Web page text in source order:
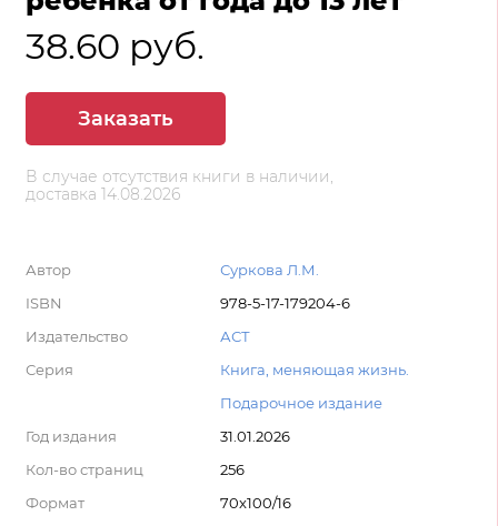
38.60 руб.
Заказать
В случае отсутствия книги в наличии,
доставка 14.08.2026
Автор
Суркова Л.М.
ISBN
978-5-17-179204-6
Издательство
АСТ
Серия
Книга, меняющая жизнь.
Подарочное издание
Год издания
31.01.2026
Кол-во страниц
256
Формат
70x100/16